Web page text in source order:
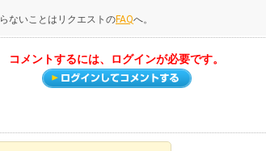
ないことはリクエストのFAQへ。
コメントするには、ログインが必要です。